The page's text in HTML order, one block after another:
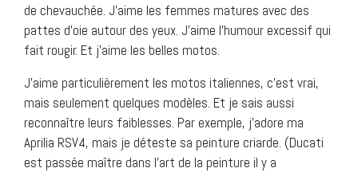
de chevauchée. J’aime les femmes matures avec des
pattes d’oie autour des yeux. J’aime l’humour excessif qui
fait rougir. Et j’aime les belles motos.
J’aime particulièrement les motos italiennes, c’est vrai,
mais seulement quelques modèles. Et je sais aussi
reconnaître leurs faiblesses. Par exemple, j’adore ma
Aprilia RSV4, mais je déteste sa peinture criarde. (Ducati
est passée maître dans l’art de la peinture il y a